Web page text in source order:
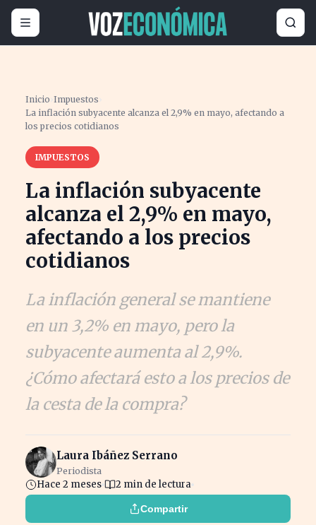
Inicio ›Impuestos ›
La inflación subyacente alcanza el 2,9% en mayo, afectando a
los precios cotidianos
IMPUESTOS
La inflación subyacente
alcanza el 2,9% en mayo,
afectando a los precios
cotidianos
La inflación general se mantiene
en un 3,2% en mayo, pero la
subyacente aumenta al 2,9%.
¿Cómo afectará esto a los precios de
la cesta de la compra?
Laura Ibáñez Serrano
Periodista
Hace 2 meses 2 min de lectura
Compartir